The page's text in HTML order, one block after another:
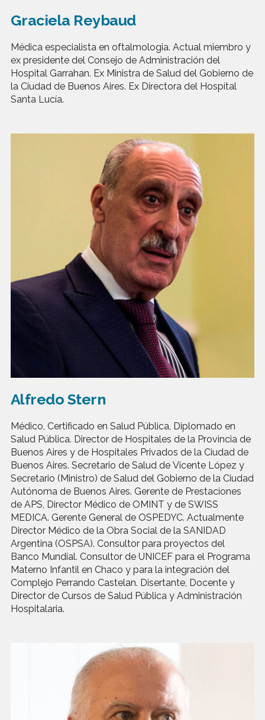
Graciela Reybaud
Médica especialista en oftalmologia. Actual miembro y
ex presidente del Consejo de Administración del
Hospital Garrahan. Ex Ministra de Salud del Gobierno de
la Ciudad de Buenos Aires. Ex Directora del Hospital
Santa Lucía.
Alfredo Stern
Médico, Certificado en Salud Pública, Diplomado en
Salud Pública. Director de Hospitales de la Provincia de
Buenos Aires y de Hospitales Privados de la Ciudad de
Buenos Aires. Secretario de Salud de Vicente López y
Secretario (Ministro) de Salud del Gobierno de la Ciudad
Autónoma de Buenos Aires. Gerente de Prestaciones
de APS, Director Médico de OMINT y de SWISS
MEDICA. Gerente General de OSPEDYC. Actualmente
Director Médico de la Obra Social de la SANIDAD
Argentina (OSPSA). Consultor para proyectos del
Banco Mundial. Consultor de UNICEF para el Programa
Materno Infantil en Chaco y para la integración del
Complejo Perrando Castelan. Disertante, Docente y
Director de Cursos de Salud Pública y Administración
Hospitalaria.